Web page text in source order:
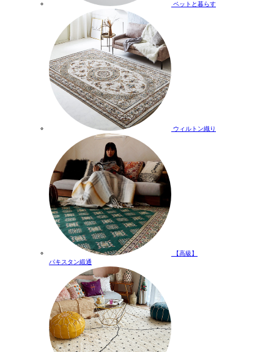
ペットと暮らす
ウィルトン織り
【高級】
パキスタン緞通